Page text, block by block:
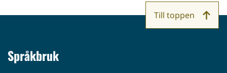
Språkbruk
Till toppen